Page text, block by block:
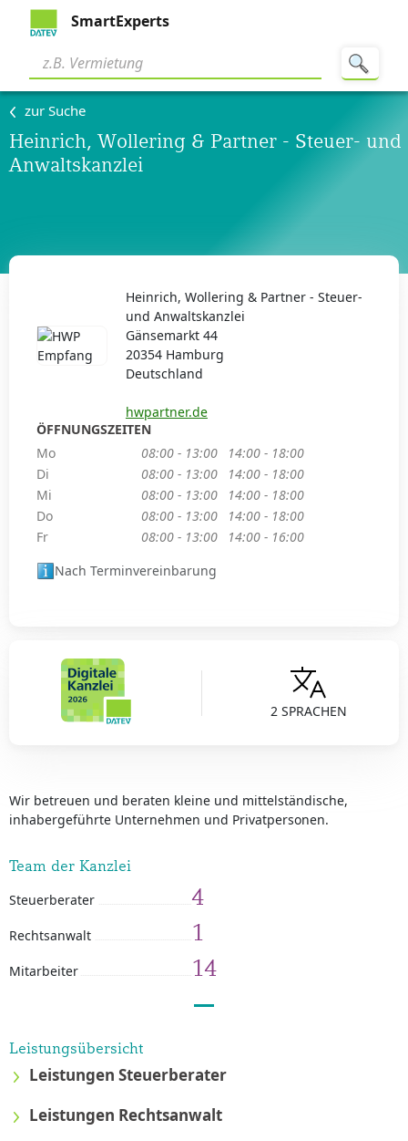
SmartExperts
zur Suche
Heinrich, Wollering & Partner - Steuer- und
Anwaltskanzlei
2 SPRACHEN
Wir betreuen und beraten kleine und mittelständ­ische,
inhaberge­führte Unternehmen und Privatpersonen.
Team der Kanzlei
Steuerberater 4
Rechtsanwalt 1
Mitarbeiter 14
Leistungsübersicht
Leistungen Steuerberater
Leistungen Rechtsanwalt
Heinrich, Wollering & Partner - Steuer-
und Anwaltskanzlei
Gänsemarkt 44
20354 Hamburg
Deutschland
hwpartner.de
ÖFFNUNGSZEITEN
Mo
08:00 - 13:00
14:00 - 18:00
Di
08:00 - 13:00
14:00 - 18:00
Mi
08:00 - 13:00
14:00 - 18:00
Do
08:00 - 13:00
14:00 - 18:00
Fr
08:00 - 13:00
14:00 - 16:00
Nach Terminvereinbarung